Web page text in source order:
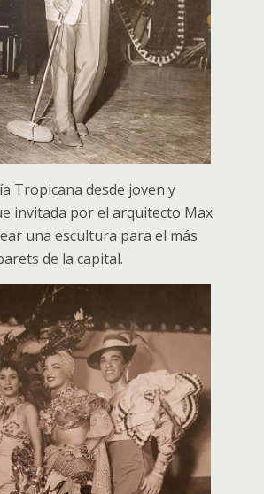
Tropicana desde joven y
invitada por el arquitecto Max
una escultura para el más
de la capital.